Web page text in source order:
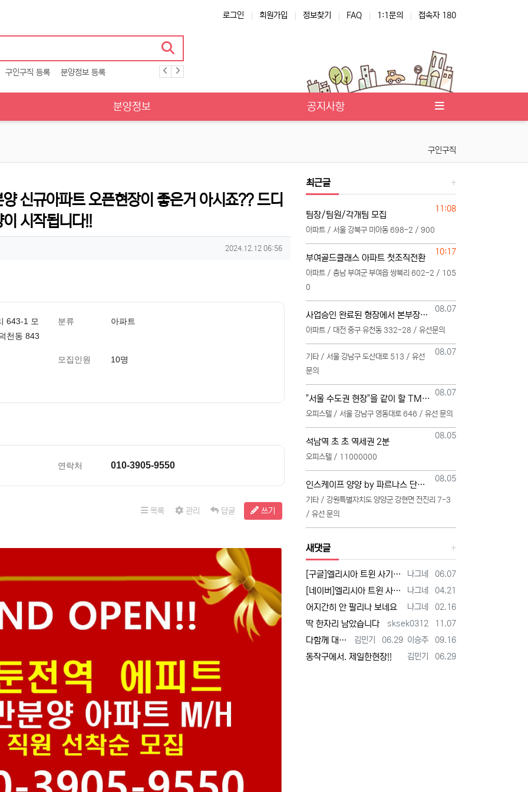
로그인 회원가입 정보찾기 FAQ 1:1문의 접속자 180
구인구직 등록 분양정보 등록
분양정보 공지사항
구인구직
신규아파트 오픈현장이 좋은거 아시죠?? 드디
시작됩니다!!
작성일
2024.12.12 06:56
643-1 모
천동 843
분류 아파트
모집인원 10명
연락처 010-3905-9550
목록 관리 답글 쓰기
최근글
등록일
11:08
팀장/팀원/각개팀 모집
아파트 / 서울 강북구 미아동 698-2 / 900
등록일
10:17
부여골드클래스 아파트 첫조직전환
아파트 / 충남 부여군 부여읍 쌍북리 602-2 / 105
0
등록일
08.07
사업승인 완료된 형장에서 본부장님 모십니다
아파트 / 대전 중구 유천동 332-28 / 유선문의
등록일
08.07
기타 / 서울 강남구 도산대로 513 / 유선
문의
등록일
08.07
"서울 수도권 현장"을 같이 할 TM 단독 단일 영업본부 팀 선착순 모집
오피스텔 / 서울 강남구 영동대로 646 / 유선 문의
등록일
08.05
석남역 초 초 역세권 2분
오피스텔 / 11000000
등록일
08.05
인스케이프 양양 by 파르나스 단일 본부 모집
기타 / 강원특별자치도 양양군 강현면 전진리 7-3
/ 유선 문의
새댓글
등록자
나그네 등록일
06.07
[구글]엘리시아 트윈 사기 - 검색
등록자
나그네 등록일
04.21
[네이버]엘리시아 트윈 사기 - 검색
등록자
나그네 등록일
02.16
어지간히 안 팔리나 보네요
등록자
sksek0312 등록일
11.07
딱 한자리 남았습니다
등록자
이승주 등록일
09.16
등록자
김민기 등록일
06.29
다함께 대박납니다.
등록자
김민기 등록일
06.29
동작구에서. 제일한현장!!